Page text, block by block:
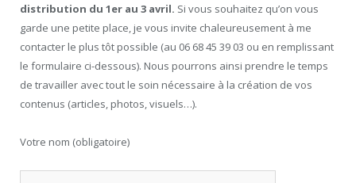
distribution du 1er au 3 avril. Si vous souhaitez qu’on vous
garde une petite place, je vous invite chaleureusement à me
contacter le plus tôt possible (au 06 68 45 39 03 ou en remplissant
le formulaire ci-dessous). Nous pourrons ainsi prendre le temps
de travailler avec tout le soin nécessaire à la création de vos
contenus (articles, photos, visuels…).
Votre nom (obligatoire)